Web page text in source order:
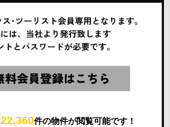
22,360件の物件が閲覧可能です！